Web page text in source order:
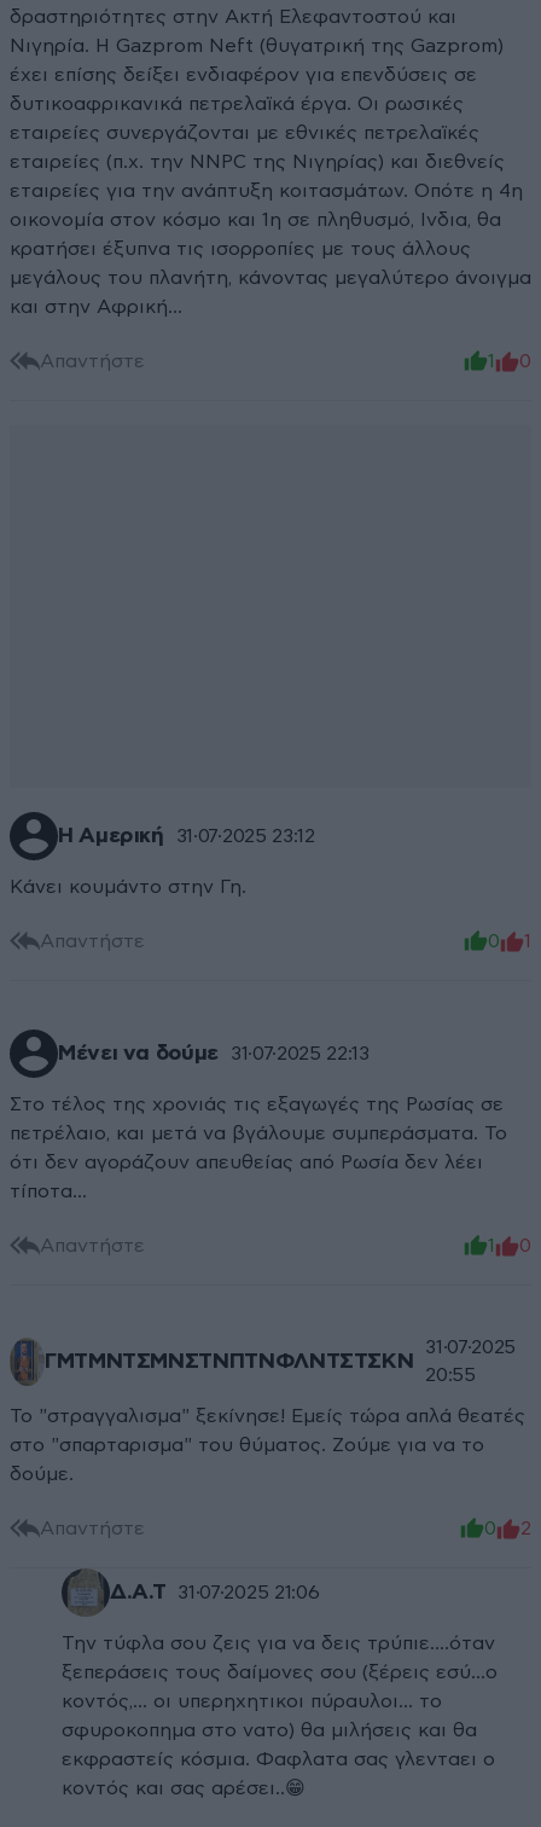
δραστηριότητες στην Ακτή Ελεφαντοστού και
Νιγηρία. Η Gazprom Neft (θυγατρική της Gazprom)
έχει επίσης δείξει ενδιαφέρον για επενδύσεις σε
δυτικοαφρικανικά πετρελαϊκά έργα. Οι ρωσικές
εταιρείες συνεργάζονται με εθνικές πετρελαϊκές
εταιρείες (π.χ. την NNPC της Νιγηρίας) και διεθνείς
εταιρείες για την ανάπτυξη κοιτασμάτων. Οπότε η 4η
οικονομία στον κόσμο και 1η σε πληθυσμό, Ινδια, θα
κρατήσει έξυπνα τις ισορροπίες με τους άλλους
μεγάλους του πλανήτη, κάνοντας μεγαλύτερο άνοιγμα
και στην Αφρική…
Απαντήστε 1 0
Η Αμερική 31·07·2025 23:12
Κάνει κουμάντο στην Γη.
Απαντήστε 0 1
Μένει να δούμε 31·07·2025 22:13
Στο τέλος της χρονιάς τις εξαγωγές της Ρωσίας σε
πετρέλαιο, και μετά να βγάλουμε συμπεράσματα. Το
ότι δεν αγοράζουν απευθείας από Ρωσία δεν λέει
τίποτα…
Απαντήστε 1 0
ΓΜΤΜΝΤΣΜΝΣΤΝΠΤΝΦΛΝΤΣΤΣΚΝ
31·07·2025
20:55
Το "στραγγαλισμα" ξεκίνησε! Εμείς τώρα απλά θεατές
στο "σπαρταρισμα" του θύματος. Ζούμε για να το
δούμε.
Απαντήστε 0 2
Δ.Α.Τ 31·07·2025 21:06
Την τύφλα σου ζεις για να δεις τρύπιε....όταν
ξεπεράσεις τους δαίμονες σου (ξέρεις εσύ...ο
κοντός,... οι υπερηχητικοι πύραυλοι... το
σφυροκοπημα στο νατο) θα μιλήσεις και θα
εκφραστείς κόσμια. Φαφλατα σας γλενταει ο
κοντός και σας αρέσει..😁